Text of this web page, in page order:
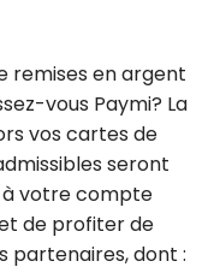
remises en argent
vous Paymi? La
vos cartes de
seront
votre compte
de profiter de
partenaires, dont :